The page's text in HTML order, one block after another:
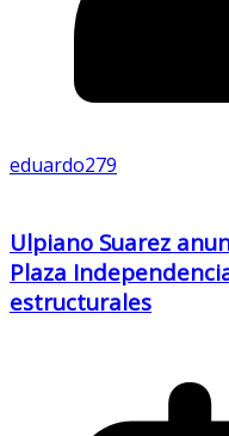
eduardo279
Ulpiano Suarez
Plaza
estructurales